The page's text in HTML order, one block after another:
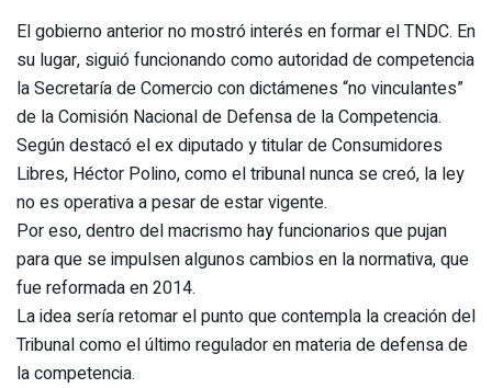
El gobierno anterior no mostró interés en formar el TNDC. En
su lugar, siguió funcionando como autoridad de competencia
la Secretaría de Comercio con dictámenes “no vinculantes”
de la Comisión Nacional de Defensa de la Competencia.
Según destacó el ex diputado y titular de Consumidores
Libres, Héctor Polino, como el tribunal nunca se creó, la ley
no es operativa a pesar de estar vigente.
Por eso, dentro del macrismo hay funcionarios que pujan
para que se impulsen algunos cambios en la normativa, que
fue reformada en 2014.
La idea sería retomar el punto que contempla la creación del
Tribunal como el último regulador en materia de defensa de
la competencia.